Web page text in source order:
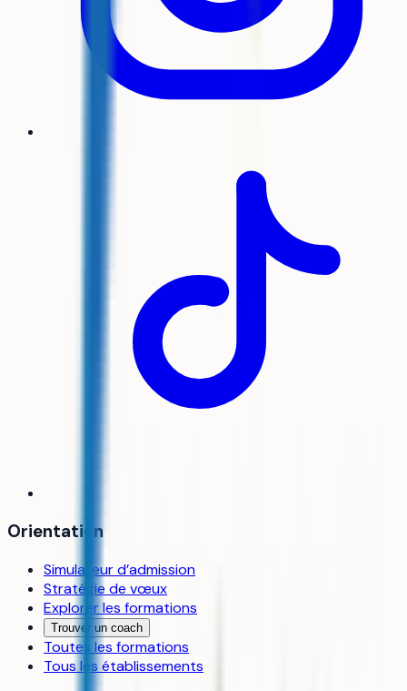
Orientation
Simulateur d’admission
Stratégie de vœux
Explorer les formations
Trouver un coach
Toutes les formations
Tous les établissements